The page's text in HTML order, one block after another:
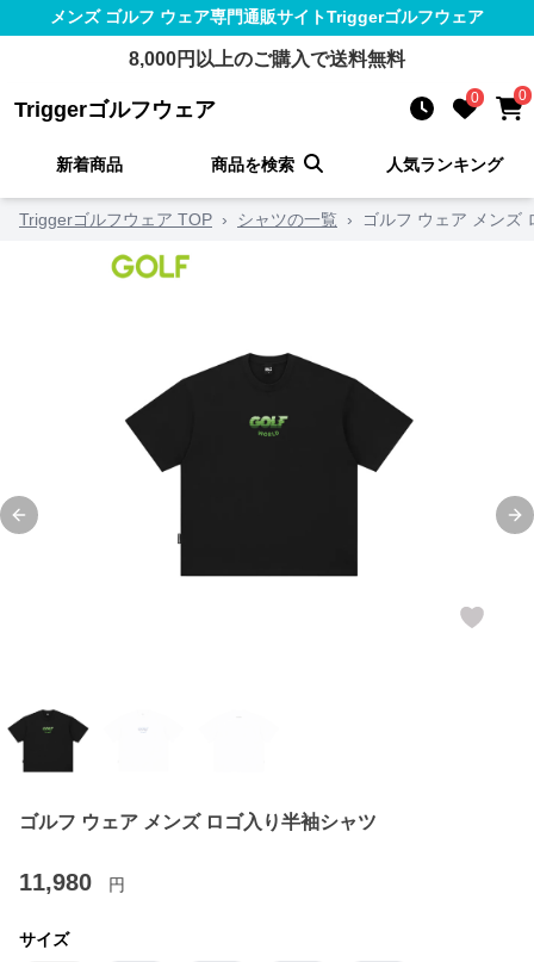
メンズ ゴルフ ウェア専門通販サイトTriggerゴルフウェア
8,000円以上のご購入で送料無料
Triggerゴルフウェア 0 0
新着商品 商品を検索 人気ランキング
Triggerゴルフウェア TOP › シャツの一覧 › ゴルフ ウェア メンズ
Previous slide
ゴルフ ウェア メンズ ロゴ入り半袖シャツ
11,980 円
サイズ